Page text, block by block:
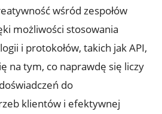
wśród zespołów
możliwości stosowania
‍i protokołów, takich jak API,
na tym, co naprawdę się liczy
do
klientów ‌i efektywnej